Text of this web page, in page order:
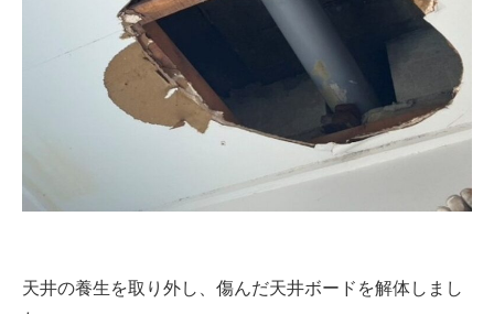
天井の養生を取り外し、傷んだ天井ボードを解体しまし